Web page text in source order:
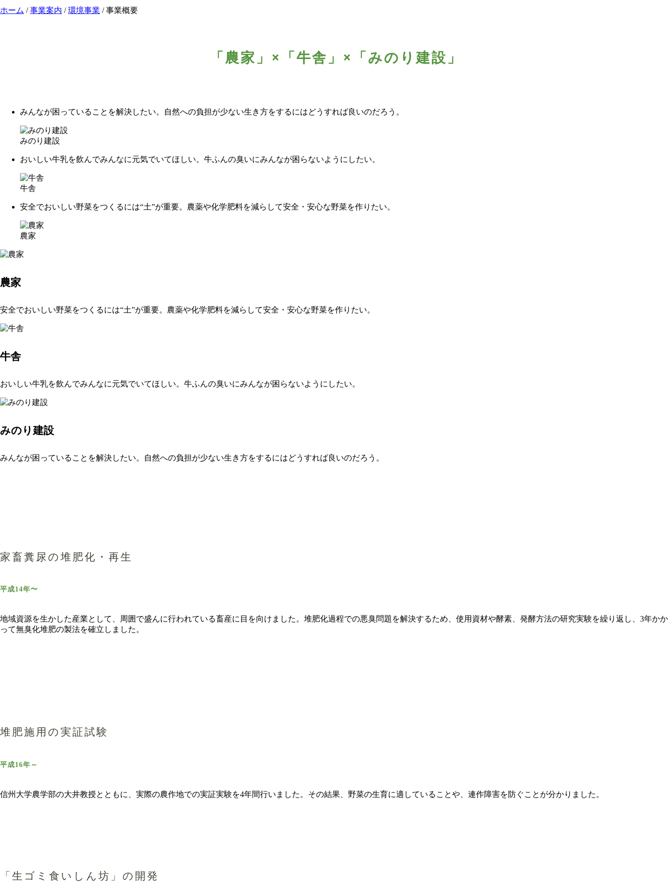
ホーム /事業案内 /環境事業 /事業概要
「農家」×「牛舎」×「みのり建設」
みんなが困っていることを解決したい。自然への負担が少ない生き方をするにはどうすれば良いのだろう。
みのり建設
おいしい牛乳を飲んでみんなに元気でいてほしい。牛ふんの臭いにみんなが困らないようにしたい。
牛舎
安全でおいしい野菜をつくるには“土”が重要。農薬や化学肥料を減らして安全・安心な野菜を作りたい。
農家
農家
安全でおいしい野菜をつくるには“土”が重要。農薬や化学肥料を減らして安全・安心な野菜を作りたい。
牛舎
おいしい牛乳を飲んでみんなに元気でいてほしい。牛ふんの臭いにみんなが困らないようにしたい。
みのり建設
みんなが困っていることを解決したい。自然への負担が少ない生き方をするにはどうすれば良いのだろう。
家畜糞尿の堆肥化・再生
平成14年〜
地域資源を生かした産業として、周囲で盛んに行われている畜産に目を向けました。堆肥化過程での悪臭問題を解決するため、使用資材や酵素、発酵方法の研究実験を繰り返し、3年かか
って無臭化堆肥の製法を確立しました。
堆肥施用の実証試験
平成16年～
信州大学農学部の大井教授とともに、実際の農作地での実証実験を4年間行いました。その結果、野菜の生育に適していることや、連作障害を防ぐことが分かりました。
「生ゴミ食いしん坊」の開発